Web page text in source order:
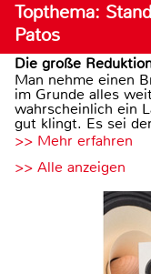
Topthema:
Patos
Die große
Man nehme einen
im Grunde alles
wahrscheinlich ein
gut klingt. Es sei
>> Mehr erfahren
>> Alle anzeigen